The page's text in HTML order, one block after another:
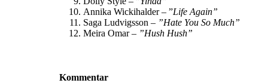
Annika Wickihalder – ”Life Again”
Saga Ludvigsson – ”Hate You So Much”
Meira Omar – ”Hush Hush”
Kommentar